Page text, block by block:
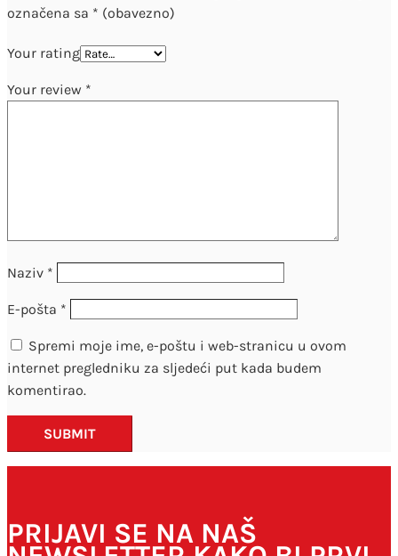
označena sa * (obavezno)
Your rating
Your review *
Naziv *
E-pošta *
Spremi moje ime, e-poštu i web-stranicu u ovom
internet pregledniku za sljedeći put kada budem
komentirao.
SUBMIT
PRIJAVI SE NA NAŠ